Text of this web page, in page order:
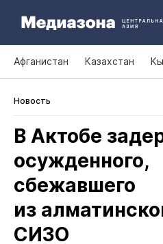
Афганистан Казахстан
Новость
В Актобе
осужденного,
сбежавшего
из
СИЗО